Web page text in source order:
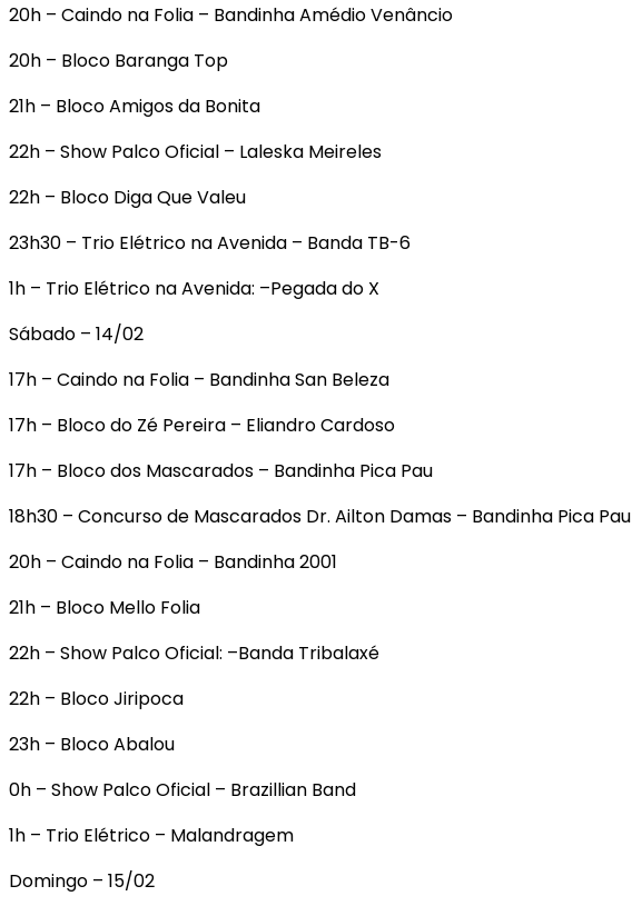
20h – Caindo na Folia – Bandinha Amédio Venâncio
20h – Bloco Baranga Top
21h – Bloco Amigos da Bonita
22h – Show Palco Oficial – Laleska Meireles
22h – Bloco Diga Que Valeu
23h30 – Trio Elétrico na Avenida – Banda TB-6
1h – Trio Elétrico na Avenida: –Pegada do X
Sábado – 14/02
17h – Caindo na Folia – Bandinha San Beleza
17h – Bloco do Zé Pereira – Eliandro Cardoso
17h – Bloco dos Mascarados – Bandinha Pica Pau
18h30 – Concurso de Mascarados Dr. Ailton Damas – Bandinha Pica Pau
20h – Caindo na Folia – Bandinha 2001
21h – Bloco Mello Folia
22h – Show Palco Oficial: –Banda Tribalaxé
22h – Bloco Jiripoca
23h – Bloco Abalou
0h – Show Palco Oficial – Brazillian Band
1h – Trio Elétrico – Malandragem
Domingo – 15/02